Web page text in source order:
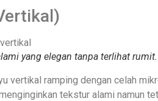
yang elegan tanpa terlihat rumit.
vertikal ramping dengan celah
tekstur alami namun